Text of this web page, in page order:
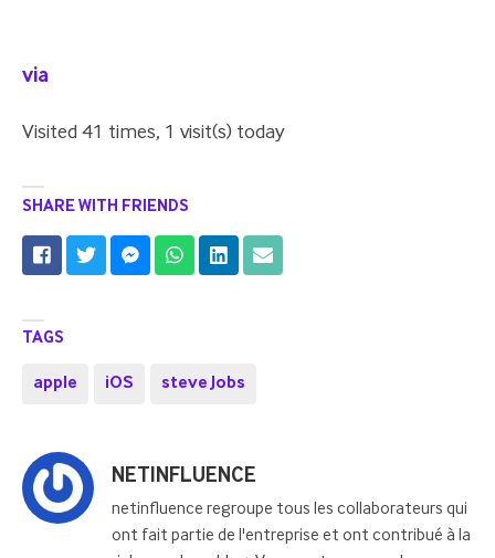
via
Visited 41 times, 1 visit(s) today
SHARE WITH FRIENDS
TAGS
apple iOS steve Jobs
Posted
by
NETINFLUENCE
netinfluence regroupe tous les collaborateurs qui
ont fait partie de l'entreprise et ont contribué à la